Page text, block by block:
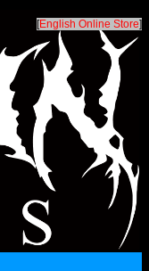
[English Online Store]